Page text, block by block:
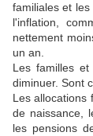
familiales et
l'inflation,
nettement
un an.
Les familles
diminuer. Sont
Les allocations
de naissance,
les pensions